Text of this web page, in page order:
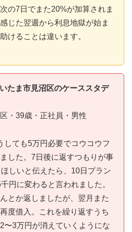
の7日でまた20%が加算されま
じた翌週から利息地獄が始ま
けることは違います。
たま市見沼区のケーススタデ
・39歳・正社員・男性
しても5万円必要でコウコウフ
した。7日後に返すつもりが事
しいと伝えたら、10日プラン
円に変わると言われました。
とか返しましたが、翌月また
度借入。これを繰り返すうち
〜3万円が消えていくようにな